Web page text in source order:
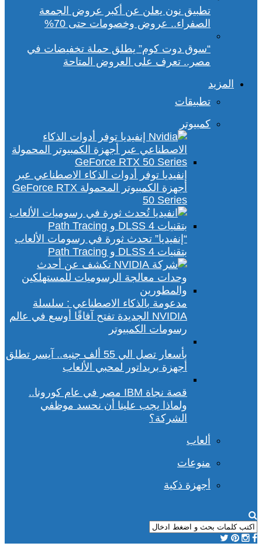
تطبيق نون يعلن عن أكبر عروض الجمعة
الصفراء.. عروض وخصومات حتى 70%
“سوق دوت كوم” يطلق حملة تخفيضات في
مصر.. تعرف على العروض المتاحة
المزيد
تطبيقات
كمبيوتر
إنفيديا توفر أدوات الذكاء الاصطناعي عبر
أجهزة الكمبيوتر المحمولة GeForce RTX
50 Series
“إنفيديا” تحدث ثورة في رسومات الألعاب
بتقنيات DLSS 4 و Path Tracing
مدعومة بالذكاء الاصطناعي : سلسلة
NVIDIA الجديدة تفتح آفاقًا أوسع في عالم
رسومات الكمبيوتر
بأسعار تصل الي 55 ألف جنيه.. آيسر تطلق
أجهزة بريداتور لمحبي الألعاب
قصة نجاة IBM مصر في عام كورونا..
ولماذا يجب علينا أن نحسد موظفي
الشركة؟
ألعاب
منوعات
أجهزة ذكية